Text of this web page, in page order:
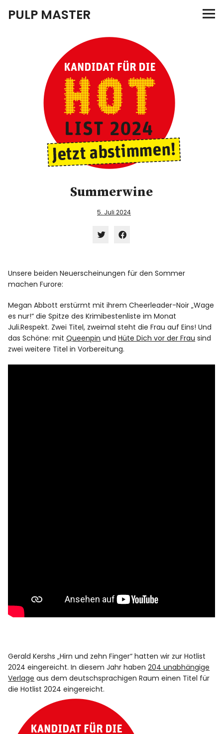
PULP MASTER
InstagramFacebook
Twitter
Summerwine
5. Juli 2024
teilen
Fenster
geöffnet)
zu
teilen
Fenster
geöffnet)
Unsere beiden Neuerscheinungen für den Sommer
machen Furore:
Megan Abbott erstürmt mit ihrem Cheerleader-Noir „Wage
es nur!“ die Spitze des Krimibestenliste im Monat
Juli.Respekt. Zwei Titel, zweimal steht die Frau auf Eins! Und
das Schöne: mitQueenpin undHüte Dich vor der Frau sind
zwei weitere Titel in Vorbereitung.
Gerald Kershs „Hirn und zehn Finger“ hatten wir zur Hotlist
2024 eingereicht. In diesem Jahr haben204 unabhängige
Verlage aus dem deutschsprachigen Raum einen Titel für
die Hotlist 2024 eingereicht.